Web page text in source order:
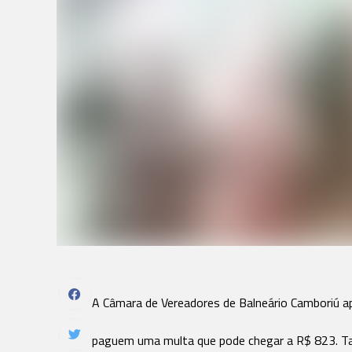
A Câmara de Vereadores de Balneário
paguem uma multa que pode chegar a R$ 823.